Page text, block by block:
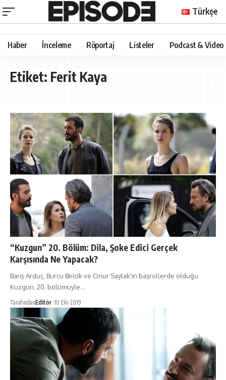
Türkçe
Haber İnceleme Röportaj Listeler Podcast & Video
Etiket:Ferit Kaya
“Kuzgun” 20. Bölüm: Dila, Şoke Edici Gerçek
Karşısında Ne Yapacak?
Barış Arduç, Burcu Biricik ve Onur Saylak'ın başrollerde olduğu
Kuzgun, 20. bölümüyle…
TarafındanEditör 10 Eki 2019